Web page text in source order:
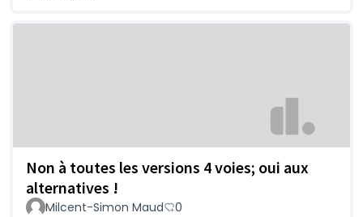
Non à toutes les versions 4 voies; oui aux
alternatives !
Milcent-Simon Maud 0